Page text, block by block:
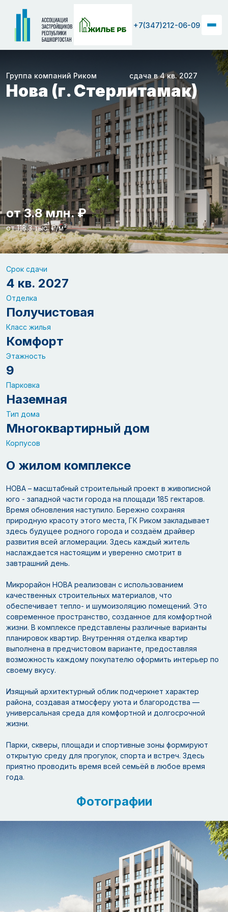
+7(347)212-06-09
Группа компаний Риком сдача в 4 кв. 2027
Нова (г. Стерлитамак)
от 3.8 млн. ₽
от 118.3 тыс. ₽/м²
О жилом комплексе
НОВА – масштабный строительный проект в живописной
юго - западной части города на площади 185 гектаров.
Время обновления наступило. Бережно сохраняя
природную красоту этого места, ГК Риком закладывает
здесь будущее родного города и создаём драйвер
развития всей агломерации. Здесь каждый житель
наслаждается настоящим и уверенно смотрит в
завтрашний день.
Микрорайон НОВА реализован с использованием
качественных строительных материалов, что
обеспечивает тепло- и шумоизоляцию помещений. Это
современное пространство, созданное для комфортной
жизни. В комплексе представлены различные варианты
планировок квартир. Внутренняя отделка квартир
выполнена в предчистовом варианте, предоставляя
возможность каждому покупателю оформить интерьер по
своему вкусу.
Изящный архитектурный облик подчеркнет характер
района, создавая атмосферу уюта и благородства —
универсальная среда для комфортной и долгосрочной
жизни.
Парки, скверы, площади и спортивные зоны формируют
открытую среду для прогулок, спорта и встреч. Здесь
приятно проводить время всей семьёй в любое время
года.
Срок сдачи
4 кв. 2027
Отделка
Получистовая
Класс жилья
Комфорт
Этажность
9
Парковка
Наземная
Тип дома
Многоквартирный дом
Корпусов
Фотографии